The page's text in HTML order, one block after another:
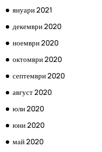
януари 2021
декември 2020
ноември 2020
октомври 2020
септември 2020
август 2020
юли 2020
юни 2020
май 2020